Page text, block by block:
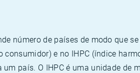
número de países de modo que
e no IHPC (índice
país. O IHPC é uma unidade de